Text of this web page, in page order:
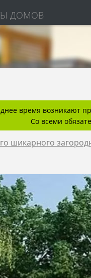
ДОМОВ
время возникают
Со всеми
шикарного